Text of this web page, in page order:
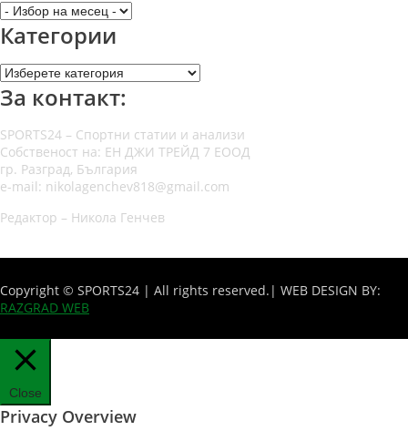
Архив
Категории
Категории
За контакт:
SPORTS24 – Спортни статии и анализи
Собственост на: ЕН ДЖИ ТРЕЙД 7 ЕООД
гр. Разград, България
e-mail: nikolagenchev818@gmail.com
Редактор – Никола Генчев
Copyright © SPORTS24 | All rights reserved. | WEB DESIGN BY:
RAZGRAD WEB
Close
Privacy Overview